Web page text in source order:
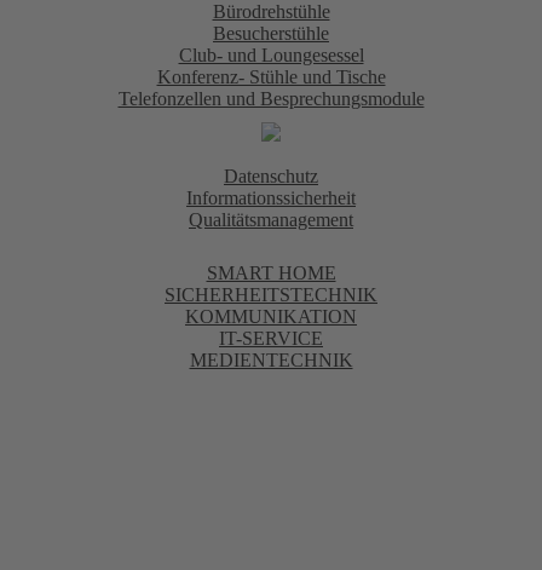
Bürodrehstühle
Besucherstühle
Club- und Loungesessel
Konferenz- Stühle und Tische
Telefonzellen und Besprechungsmodule
Datenschutz
Informationssicherheit
Qualitätsmanagement
SMART HOME
SICHERHEITSTECHNIK
KOMMUNIKATION
IT-SERVICE
MEDIENTECHNIK